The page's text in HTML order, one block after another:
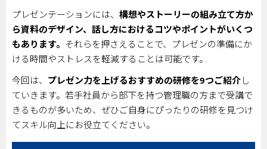
プレゼンテーションには、 構想やストーリーの組み立て方か
ら資料のデザイン、話し方におけるコツやポイントがいくつ
もあります。 それらを押さえることで、プレゼンの準備にか
ける時間やストレスを軽減することは可能です。
今回は、 プレゼン力を上げるおすすめの研修を9つご紹介 し
ていきます。若手社員から部下を持つ管理職の方まで受講で
きるものが多いため、ぜひご自身にぴったりの研修を見つけ
てスキル向上にお役立てください。